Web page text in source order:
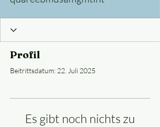
Profil
Beitrittsdatum: 22. Juli 2025
Es gibt noch nichts zu